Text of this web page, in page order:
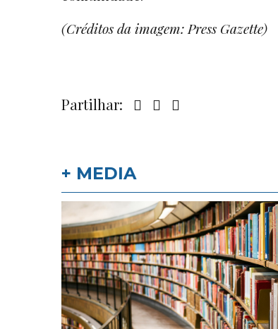
(Créditos da imagem: Press Gazette)
Partilhar:
+ MEDIA